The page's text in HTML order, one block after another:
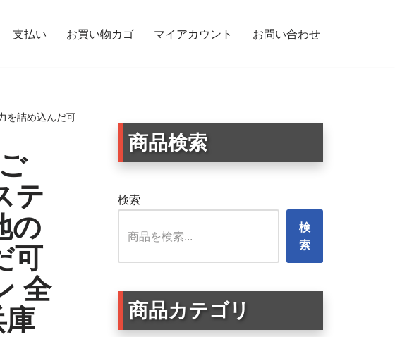
支払い お買い物カゴ マイアカウント お問い合わせ
詰め込んだ可愛い円形デザイン 全9種・近畿地方 兵庫
テ
の
可
全
庫
商品検索
検索
検
索
商品カテゴリ